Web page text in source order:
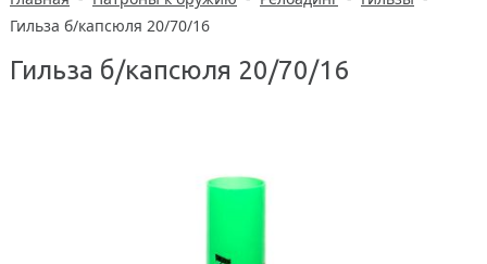
Гильза б/капсюля 20/70/16
Гильза б/капсюля 20/70/16